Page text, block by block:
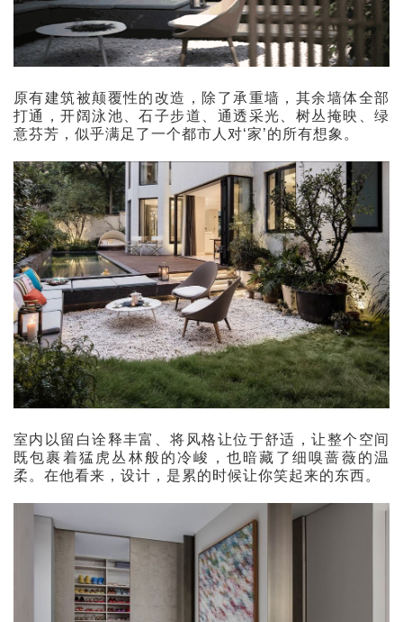
原有建筑被颠覆性的改造，除了承重墙，其余墙体全部
打通，开阔泳池、石子步道、通透采光、树丛掩映、绿
意芬芳，似乎满足了一个都市人对‘家’的所有想象。
室内以留白诠释丰富、将风格让位于舒适，让整个空间
既包裹着猛虎丛林般的冷峻，也暗藏了细嗅蔷薇的温
柔。在他看来，设计，是累的时候让你笑起来的东西。